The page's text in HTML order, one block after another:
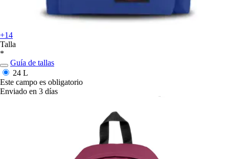
+14
Talla
*
Guía de tallas
24 L
Este campo es obligatorio
Enviado en 3 días